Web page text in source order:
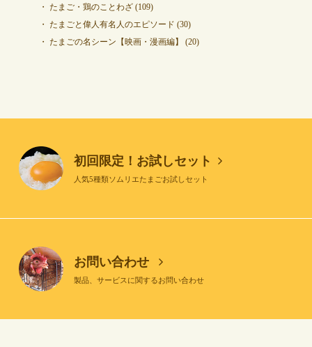
たまご・鶏のことわざ(109)
たまごと偉人有名人のエピソード (30)
たまごの名シーン【映画・漫画編】
(20)
初回限定！お試しセット
人気5種類ソムリエたまごお試しセット
お問い合わせ
製品、サービスに関するお問い合わせ